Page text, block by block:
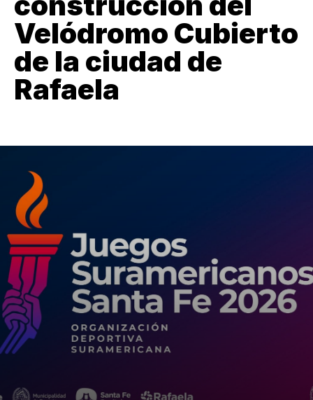
Velódromo Cubierto
de la ciudad de
Rafaela